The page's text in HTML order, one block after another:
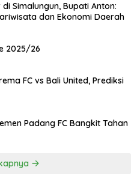
Simalungun, Bupati Anton:
dan Ekonomi Daerah
2025/26
FC vs Bali United, Prediksi
Padang FC Bangkit Tahan